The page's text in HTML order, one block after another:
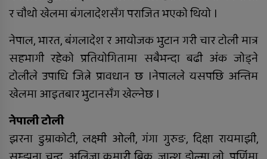
र चौथो खेलमा बंगलादेशसँग पराजित भएको थियो ।
नेपाल, भारत, बंगलादेश र आयोजक भुटान गरी चार टोली मात्र
सहभागी रहेको प्रतियोगितामा सबैभन्दा बढी अंक जोड्ने
टोलीले उपाधि जित्ने प्रावधान छ ।नेपालले यसपछि अन्तिम
खेलमा आइतबार भुटानसँग खेल्नेछ ।
नेपाली टोली
झरना डुम्राकोटी, लक्ष्मी ओली, गंगा गुरुङ, दिक्षा रायमाझी,